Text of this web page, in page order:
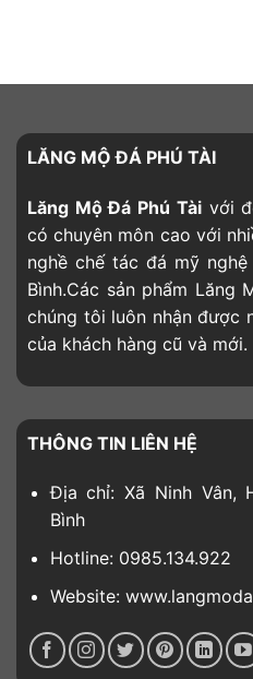
LĂNG MỘ ĐÁ PHÚ TÀI
Lăng Mộ Đá Phú Tàivới
có chuyên môn cao với
nghề chế tác đá mỹ
Bình.Các sản phẩm Lăng
chúng tôi luôn nhận được
của khách hàng cũ và mới.
THÔNG TIN LIÊN HỆ
Địa chỉ: Xã Ninh Vân,
Bình
Hotline: 0985.134.922
Website: